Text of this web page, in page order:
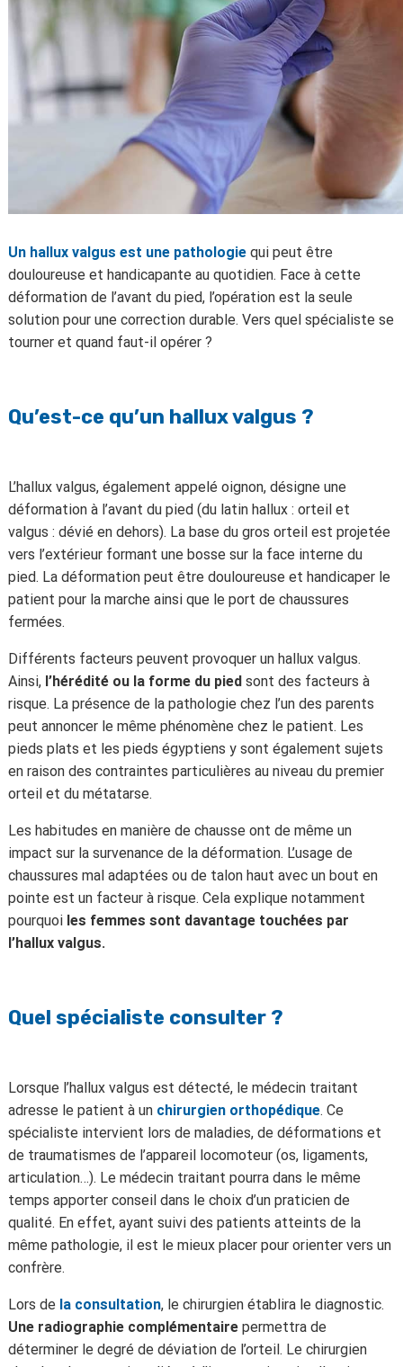
Un hallux valgus est une pathologiequi peut être
douloureuse et handicapante au quotidien. Face à cette
déformation de l’avant du pied, l’opération est la seule
solution pour une correction durable. Vers quel spécialiste se
tourner et quand faut-il opérer ?
Qu’est-ce qu’un hallux valgus ?
L’hallux valgus, également appelé oignon, désigne une
déformation à l’avant du pied (du latin hallux : orteil et
valgus : dévié en dehors). La base du gros orteil est projetée
vers l’extérieur formant une bosse sur la face interne du
pied. La déformation peut être douloureuse et handicaper le
patient pour la marche ainsi que le port de chaussures
fermées.
Différents facteurs peuvent provoquer un hallux valgus.
Ainsi,l’hérédité ou la forme du piedsont des facteurs à
risque. La présence de la pathologie chez l’un des parents
peut annoncer le même phénomène chez le patient. Les
pieds plats et les pieds égyptiens y sont également sujets
en raison des contraintes particulières au niveau du premier
orteil et du métatarse.
Les habitudes en manière de chausse ont de même un
impact sur la survenance de la déformation. L’usage de
chaussures mal adaptées ou de talon haut avec un bout en
pointe est un facteur à risque. Cela explique notamment
pourquoi les femmes sont davantage touchées par
l’hallux valgus.
Quel spécialiste consulter ?
Lorsque l’hallux valgus est détecté, le médecin traitant
adresse le patient à un chirurgien orthopédique. Ce
spécialiste intervient lors de maladies, de déformations et
de traumatismes de l’appareil locomoteur (os, ligaments,
articulation…). Le médecin traitant pourra dans le même
temps apporter conseil dans le choix d’un praticien de
qualité. En effet, ayant suivi des patients atteints de la
même pathologie, il est le mieux placer pour orienter vers un
confrère.
Lors de la consultation, le chirurgien établira le diagnostic.
Une radiographie complémentairepermettra de
déterminer le degré de déviation de l’orteil. Le chirurgien